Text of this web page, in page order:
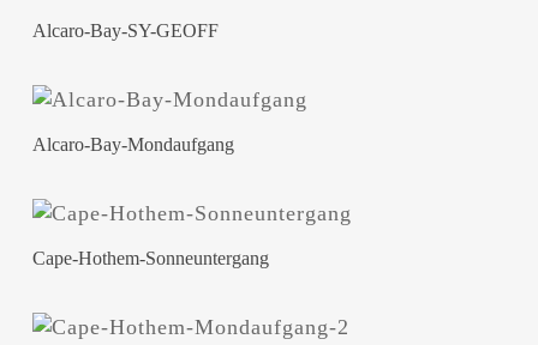
Alcaro-Bay-SY-GEOFF
Alcaro-Bay-Mondaufgang
Cape-Hothem-Sonneuntergang